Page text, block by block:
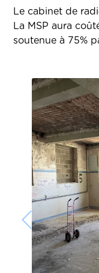
Le cabinet de
La MSP aura
soutenue à 75%